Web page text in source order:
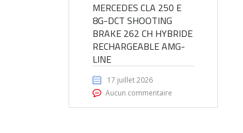
MERCEDES CLA 250 E
8G-DCT SHOOTING
BRAKE 262 CH HYBRIDE
RECHARGEABLE AMG-
LINE
17 juillet 2026
Aucun commentaire